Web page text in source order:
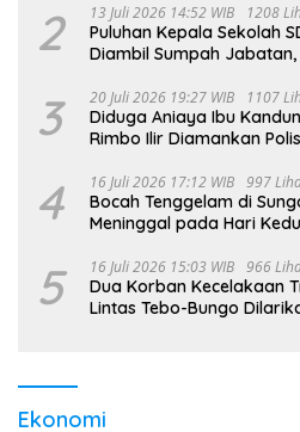
2 13 Juli 2026 14:52 WIB 1208
Puluhan Kepala Sekolah
Diambil Sumpah
3 20 Juli 2026 19:27 WIB 1107
Diduga Aniaya Ibu
Rimbo Ilir Diamankan
4 16 Juli 2026 17:12 WIB 997
Bocah Tenggelam di
Meninggal pada Hari
5 16 Juli 2026 15:03 WIB 966
Dua Korban Kecelakaan
Lintas Tebo-Bungo
Ekonomi